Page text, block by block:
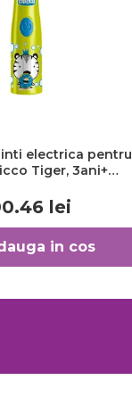
in cos
electrica pentru
Tiger, 3ani+
lei